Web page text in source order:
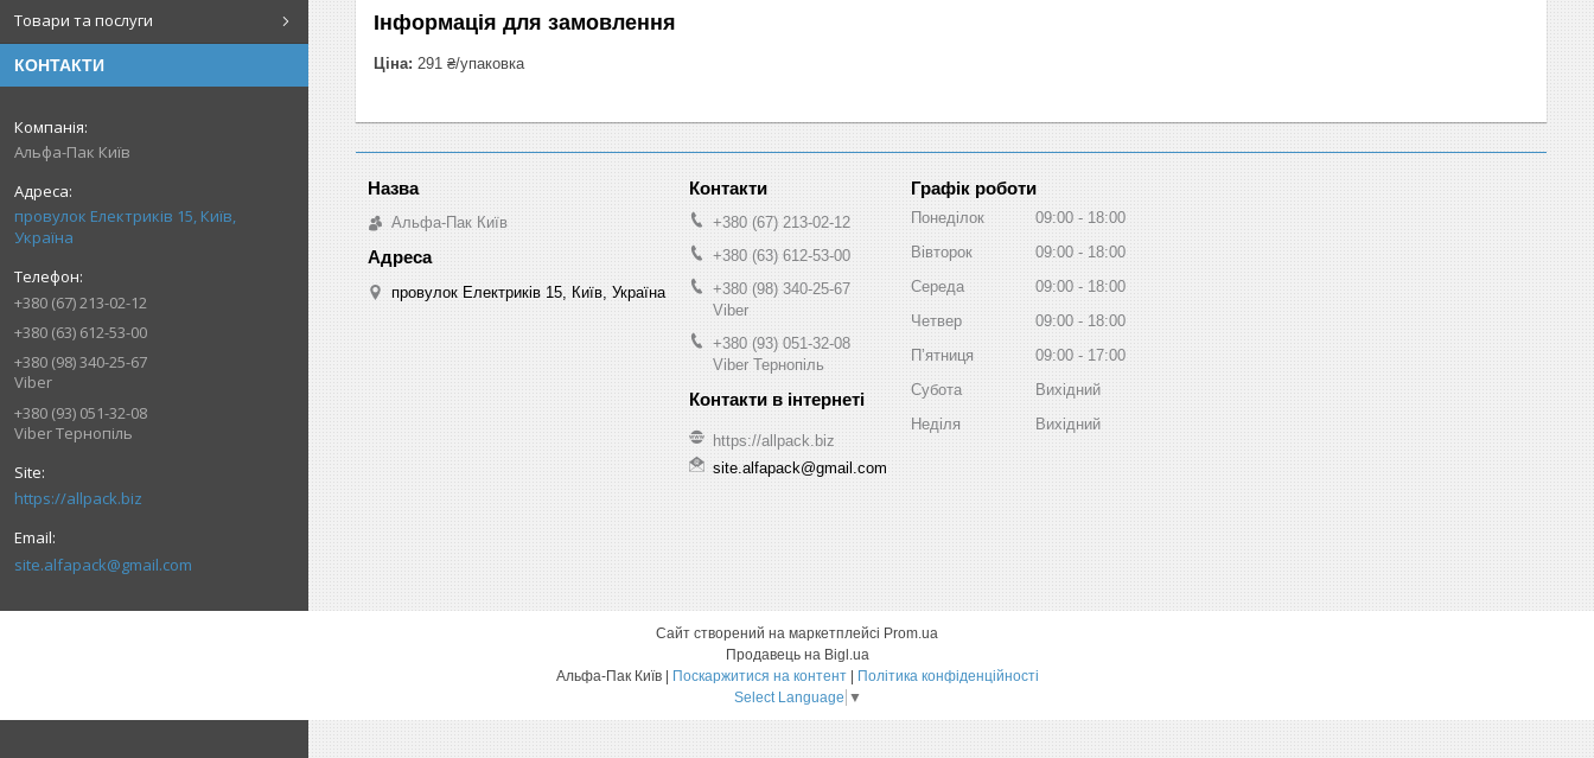
Товари та послуги
КОНТАКТИ
Альфа-Пак Київ
провулок Електриків 15, Київ,
Україна
+380 (67) 213-02-12
+380 (63) 612-53-00
+380 (98) 340-25-67
Viber
+380 (93) 051-32-08
Viber Тернопіль
https://allpack.biz
site.alfapack@gmail.com
Інформація для замовлення
Ціна: 291 ₴/упаковка
Альфа-Пак Київ
провулок Електриків 15, Київ, Україна
+380 (67) 213-02-12
+380 (63) 612-53-00
+380 (98) 340-25-67
Viber
+380 (93) 051-32-08
Viber Тернопіль
https://allpack.biz
site.alfapack@gmail.com
Графік роботи
Понеділок 09:00
18:00
Вівторок
09:00
18:00
Середа
09:00
18:00
Четвер
09:00
18:00
Пʼятниця
09:00
17:00
Субота
Вихідний
Неділя
Вихідний
Сайт створений на маркетплейсі Prom.ua
Продавець на Bigl.ua
Альфа-Пак Київ | Поскаржитися на контент | Політика конфіденційності
Select Language ▼